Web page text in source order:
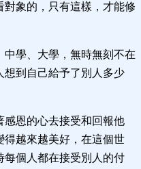
象的，只有這樣，才能修
學、大學，無時無刻不在
想到自己給予了別人多少
感恩的心去接受和回報他
得越來越美好，在這個世
每個人都在接受別人的付